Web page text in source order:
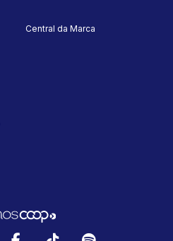
Central da Marca